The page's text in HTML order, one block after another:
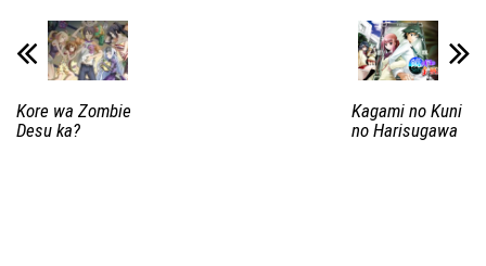
Kore wa Zombie
Desu ka?
Kagami no Kuni
no Harisugawa